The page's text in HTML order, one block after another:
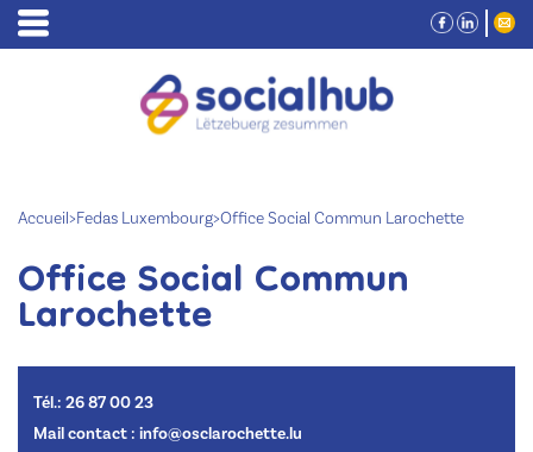
Accueil>Fedas Luxembourg>Office Social Commun Larochette
Office Social Commun
Larochette
Tél.: 26 87 00 23
Mail contact : info@osclarochette.lu